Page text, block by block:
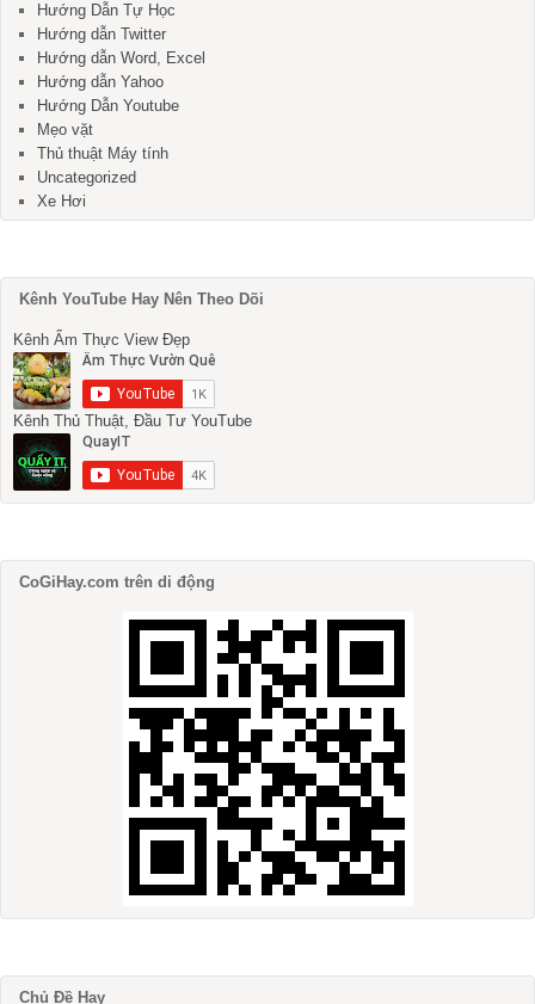
Hướng Dẫn Tự Học
Hướng dẫn Twitter
Hướng dẫn Word, Excel
Hướng dẫn Yahoo
Hướng Dẫn Youtube
Mẹo vặt
Thủ thuật Máy tính
Uncategorized
Xe Hơi
Kênh YouTube Hay Nên Theo Dõi
Kênh Ẩm Thực View Đẹp
Kênh Thủ Thuật, Đầu Tư YouTube
CoGiHay.com trên di động
Chủ Đề Hay